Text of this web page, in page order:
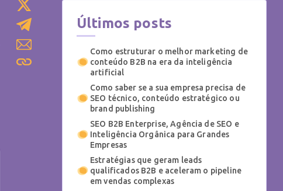
Últimos posts
Como estruturar o melhor marketing de
conteúdo B2B na era da inteligência
artificial
Como saber se a sua empresa precisa de
SEO técnico, conteúdo estratégico ou
brand publishing
SEO B2B Enterprise, Agência de SEO e
Inteligência Orgânica para Grandes
Empresas
Estratégias que geram leads
qualificados B2B e aceleram o pipeline
em vendas complexas